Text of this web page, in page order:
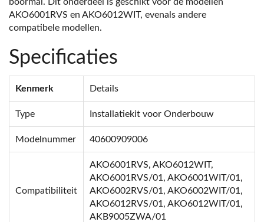
AKO6001RVS en AKO6012WIT, evenals andere
compatibele modellen.
Specificaties
Kenmerk Details
Type Installatiekit voor Onderbouw
Modelnummer 40600909006
Compatibiliteit
AKO6001RVS, AKO6012WIT,
AKO6001RVS/01, AKO6001WIT/01,
AKO6002RVS/01, AKO6002WIT/01,
AKO6012RVS/01, AKO6012WIT/01,
AKB9005ZWA/01